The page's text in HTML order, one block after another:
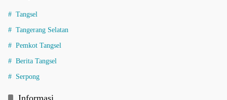
Tangsel
Tangerang Selatan
Pemkot Tangsel
Berita Tangsel
Serpong
Informasi